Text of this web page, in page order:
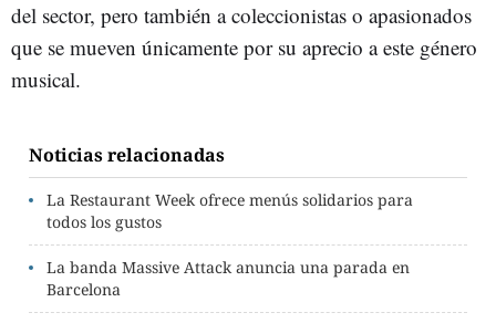
del sector, pero también a coleccionistas o apasionados
que se mueven únicamente por su aprecio a este género
musical.
Noticias relacionadas
La Restaurant Week ofrece menús solidarios para
todos los gustos
La banda Massive Attack anuncia una parada en
Barcelona